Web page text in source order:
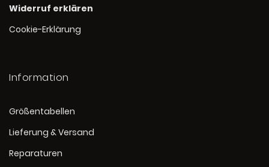
Widerruf erklären
Cookie-Erklärung
Information
Größentabellen
Lieferung & Versand
Reparaturen